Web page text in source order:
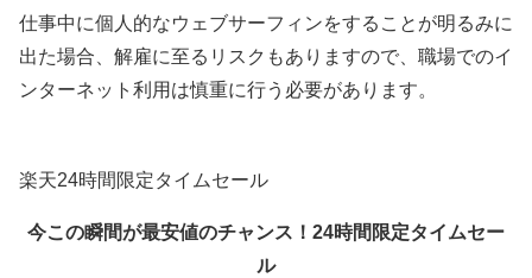
仕事中に個人的なウェブサーフィンをすることが明るみに
出た場合、解雇に至るリスクもありますので、職場でのイ
ンターネット利用は慎重に行う必要があります。
楽天24時間限定タイムセール
今この瞬間が最安値のチャンス！24時間限定タイムセー
ル